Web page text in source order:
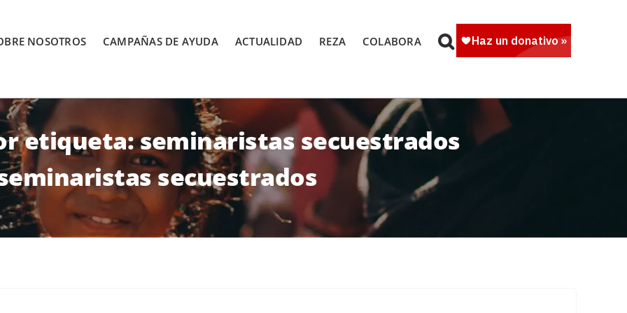
NOSOTROS CAMPAÑAS DE AYUDA ACTUALIDAD REZA COLABORA
etiqueta: seminaristas secuestrados
secuestrados